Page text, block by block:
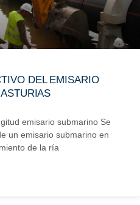
DEL EMISARIO
emisario submarino Se
un emisario submarino en
de la ría